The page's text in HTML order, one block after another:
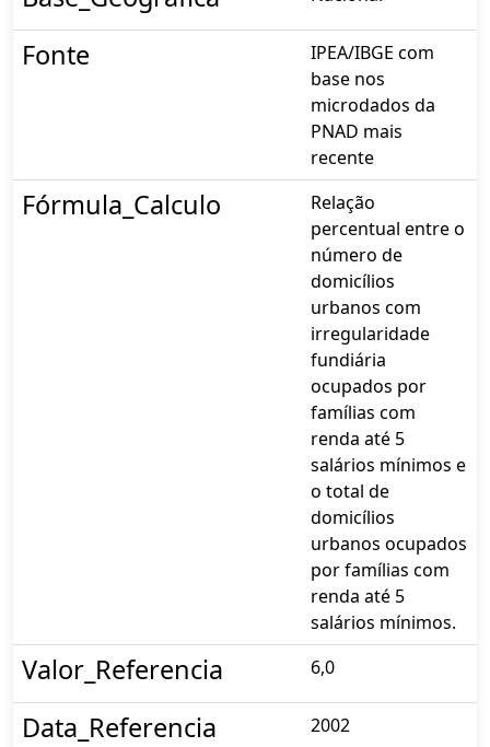
Fonte
IPEA/IBGE com
base nos
microdados da
PNAD mais
recente
Fórmula_Calculo
Relação
percentual entre o
número de
domicílios
urbanos com
irregularidade
fundiária
ocupados por
famílias com
renda até 5
salários mínimos e
o total de
domicílios
urbanos ocupados
por famílias com
renda até 5
salários mínimos.
Valor_Referencia 6,0
Data_Referencia 2002